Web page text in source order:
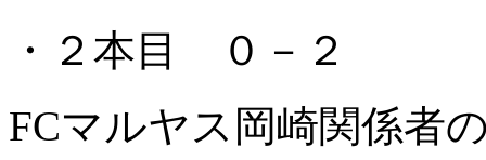
・２本目 ０－２
FCマルヤス岡崎関係者